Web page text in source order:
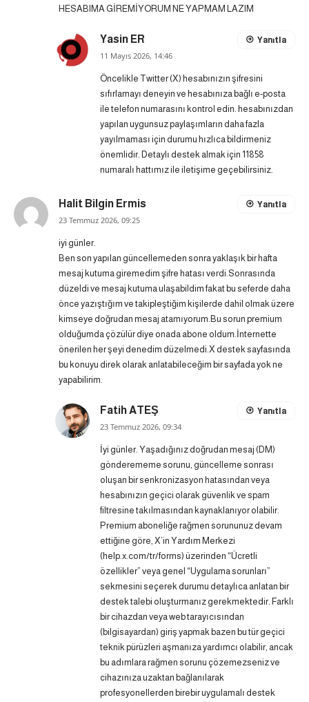
HESABIMA GİREMİYORUM NE YAPMAM LAZIM
Yasin ER
11 Mayıs 2026, 14:46
Öncelikle Twitter (X) hesabınızın şifresini
sıfırlamayı deneyin ve hesabınıza bağlı e-posta
ile telefon numarasını kontrol edin. hesabınızdan
yapılan uygunsuz paylaşımların daha fazla
yayılmaması için durumu hızlıca bildirmeniz
önemlidir. Detaylı destek almak için 11858
numaralı hattımız ile iletişime geçebilirsiniz.
Yanıtla
Halit Bilgin Ermis
23 Temmuz 2026, 09:25
iyi günler.
Ben son yapılan güncellemeden sonra yaklaşık bir hafta
mesaj kutuma giremedim şifre hatası verdi.Sonrasında
düzeldi ve mesaj kutuma ulaşabildim fakat bu seferde daha
önce yazıştığım ve takipleştiğim kişilerde dahil olmak üzere
kimseye doğrudan mesaj atamıyorum.Bu sorun premium
olduğumda çözülür diye onada abone oldum.İnternette
önerilen her şeyi denedim düzelmedi.X destek sayfasında
bu konuyu direk olarak anlatabileceğim bir sayfada yok ne
yapabilirim.
Yanıtla
Fatih ATEŞ
23 Temmuz 2026, 09:34
İyi günler. Yaşadığınız doğrudan mesaj (DM)
gönderememe sorunu, güncelleme sonrası
oluşan bir senkronizasyon hatasından veya
hesabınızın geçici olarak güvenlik ve spam
filtresine takılmasından kaynaklanıyor olabilir.
Premium aboneliğe rağmen sorununuz devam
ettiğine göre, X’in Yardım Merkezi
(help.x.com/tr/forms) üzerinden “Ücretli
özellikler” veya genel “Uygulama sorunları”
sekmesini seçerek durumu detaylıca anlatan bir
destek talebi oluşturmanız gerekmektedir. Farklı
bir cihazdan veya web tarayıcısından
(bilgisayardan) giriş yapmak bazen bu tür geçici
teknik pürüzleri aşmanıza yardımcı olabilir, ancak
bu adımlara rağmen sorunu çözemezseniz ve
cihazınıza uzaktan bağlanılarak
profesyonellerden birebir uygulamalı destek
Yanıtla